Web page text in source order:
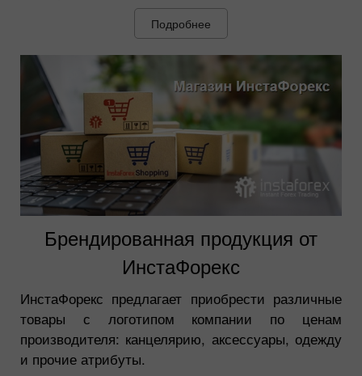
Подробнее
Брендированная продукция от
ИнстаФорекс
ИнстаФорекс предлагает приобрести различные
товары с логотипом компании по ценам
производителя: канцелярию, аксессуары, одежду
и прочие атрибуты.